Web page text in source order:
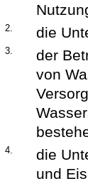
2. die
3.
der
von
4.
die
und